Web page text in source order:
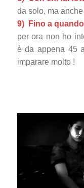
da solo, ma
9) Fino a
per ora non ho
è da appena 45
imparare molto !